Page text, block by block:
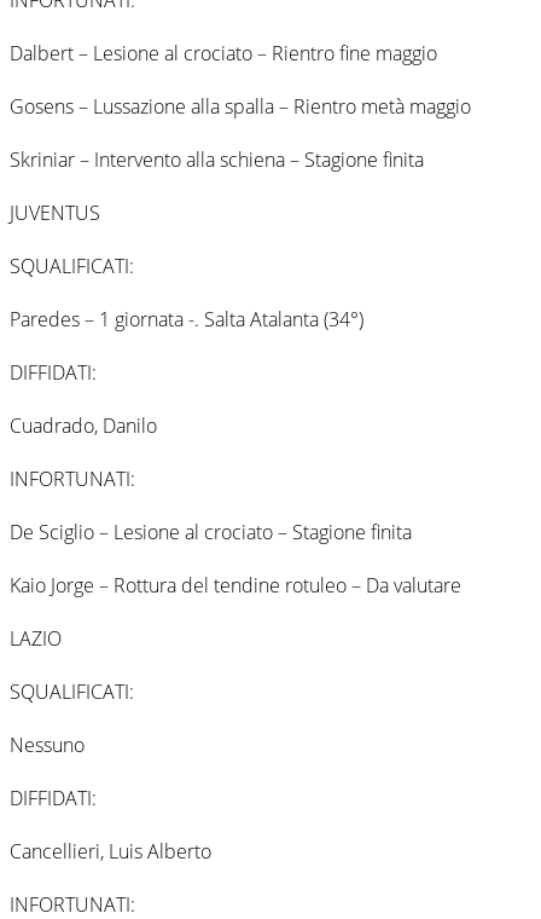
Dalbert – Lesione al crociato – Rientro fine maggio
Gosens – Lussazione alla spalla – Rientro metà maggio
Skriniar – Intervento alla schiena – Stagione finita
JUVENTUS
SQUALIFICATI:
Paredes – 1 giornata -. Salta Atalanta (34°)
DIFFIDATI:
Cuadrado, Danilo
INFORTUNATI:
De Sciglio – Lesione al crociato – Stagione finita
Kaio Jorge – Rottura del tendine rotuleo – Da valutare
LAZIO
SQUALIFICATI:
Nessuno
DIFFIDATI:
Cancellieri, Luis Alberto
INFORTUNATI: